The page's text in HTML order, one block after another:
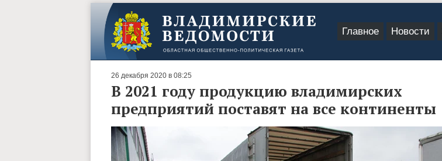
Главное Новости
26 декабря 2020 в 08:25
В 2021 году продукцию владимирских
предприятий поставят на все континенты